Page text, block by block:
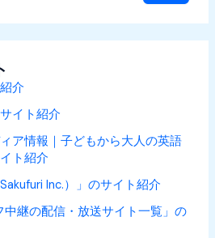
介
イト紹介
ア情報｜子どもから大人の英語
ト紹介
Inc.）」のサイト紹介
中継の配信・放送サイト一覧」の